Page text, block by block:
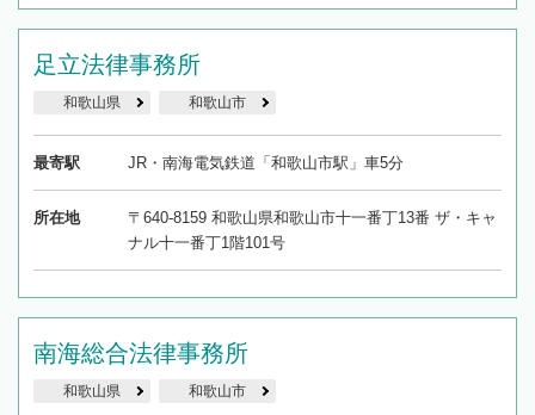
足立法律事務所
和歌山県 和歌山市
最寄駅 JR・南海電気鉄道「和歌山市駅」車5分
所在地
〒640-8159 和歌山県和歌山市十一番丁13番 ザ・キャ
ナル十一番丁1階101号
南海総合法律事務所
和歌山県 和歌山市